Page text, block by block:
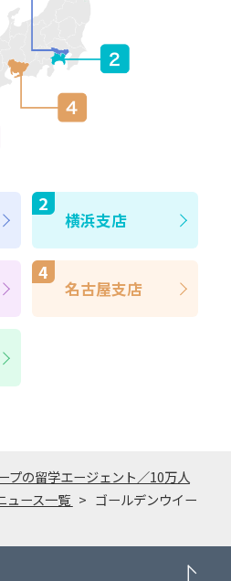
横浜支店
名古屋支店
プの留学エージェント／10万人
ュース一覧
ゴールデンウイー